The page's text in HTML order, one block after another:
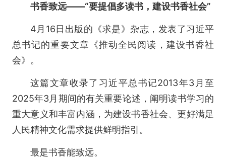
书香致远——“要提倡多读书，建设书香社会”
4月16日出版的《求是》杂志，发表了习近平
总书记的重要文章《推动全民阅读，建设书香社
会》。
这篇文章收录了习近平总书记2013年3月至
2025年3月期间的有关重要论述，阐明读书学习的
重大意义和丰富内涵，为建设书香社会、更好满足
人民精神文化需求提供鲜明指引。
最是书香能致远。